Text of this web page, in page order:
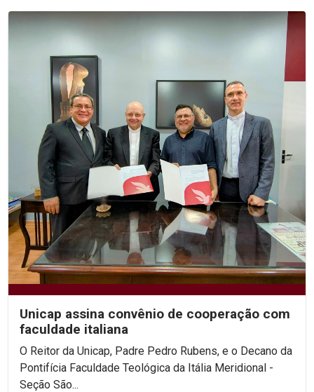
Unicap assina convênio de cooperação com
faculdade italiana
O Reitor da Unicap, Padre Pedro Rubens, e o Decano da
Pontifícia Faculdade Teológica da Itália Meridional -
Seção São...